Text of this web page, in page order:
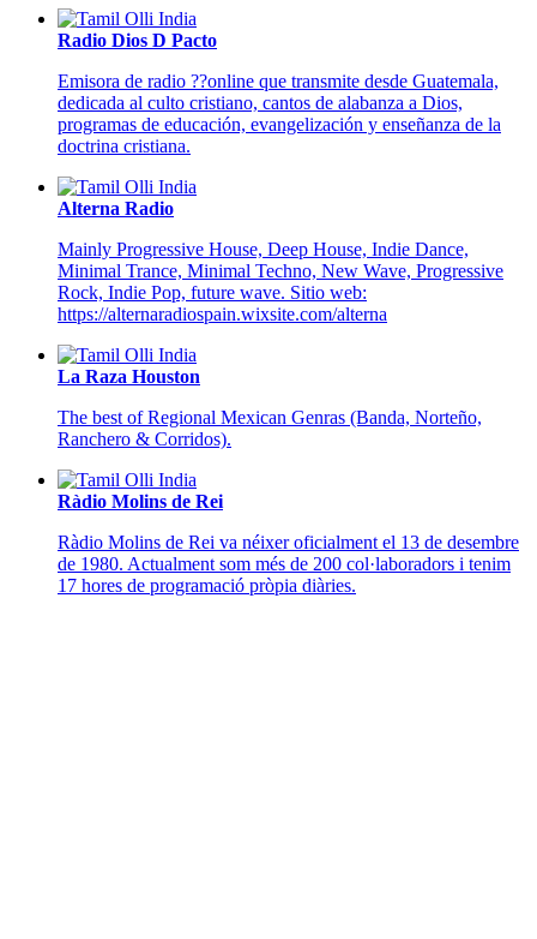
Radio Dios D Pacto
Emisora de radio ??online que transmite desde Guatemala,
dedicada al culto cristiano, cantos de alabanza a Dios,
programas de educación, evangelización y enseñanza de la
doctrina cristiana.
Alterna Radio
Mainly Progressive House, Deep House, Indie Dance,
Minimal Trance, Minimal Techno, New Wave, Progressive
Rock, Indie Pop, future wave. Sitio web:
https://alternaradiospain.wixsite.com/alterna
La Raza Houston
The best of Regional Mexican Genras (Banda, Norteño,
Ranchero & Corridos).
Ràdio Molins de Rei
Ràdio Molins de Rei va néixer oficialment el 13 de desembre
de 1980. Actualment som més de 200 col·laboradors i tenim
17 hores de programació pròpia diàries.